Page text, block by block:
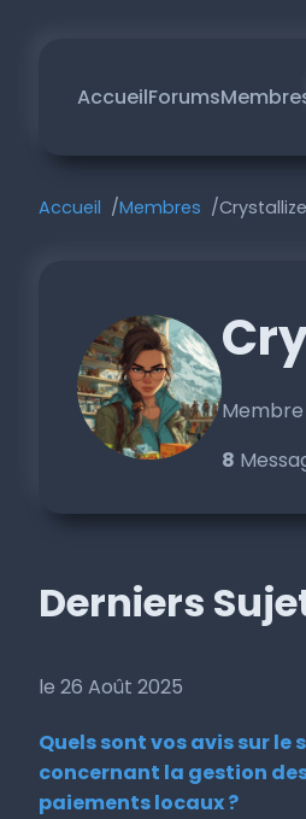
AccueilForums
Accueil Membres
Membre
8
Derniers
le 26 Août 2025
Quels sont vos avis sur le
concernant la gestion
paiements locaux ?